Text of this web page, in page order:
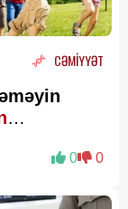
CƏMİYYƏT
0 0